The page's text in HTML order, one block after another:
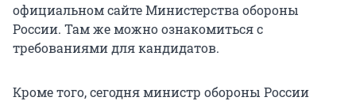
официальном сайте Министерства обороны
России. Там же можно ознакомиться с
требованиями для кандидатов.
Кроме того, сегодня министр обороны России